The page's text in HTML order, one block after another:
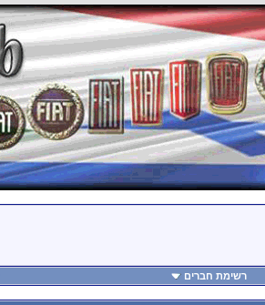
רשימת חברים